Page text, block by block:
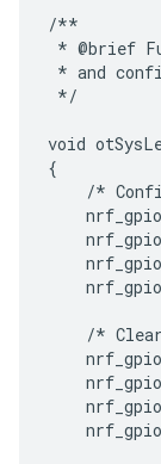
*
*
void